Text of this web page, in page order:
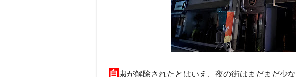
自粛が解除されたとはいえ、夜の街はまだまだ少